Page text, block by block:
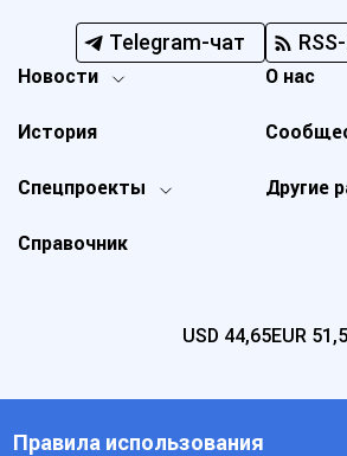
Telegram-чат
Новости
Спецпроекты Другие
История
О нас
Справочник
USD 44,65EUR 51,5
Правила использования